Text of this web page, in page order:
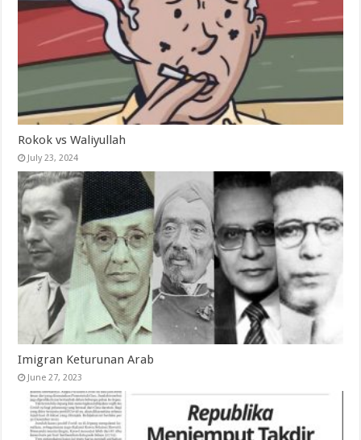
Rokok vs Waliyullah
July 23, 2024
Imigran Keturunan Arab
June 27, 2023